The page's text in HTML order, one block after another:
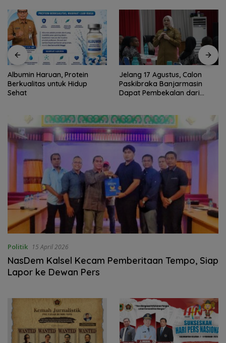
Albumin Haruan, Protein
Berkualitas untuk Hidup
Sehat
Jelang 17 Agustus, Calon
Paskibraka Banjarmasin
Dapat Pembekalan dari
Politik 15 April 2026
‎NasDem Kalsel Kecam Pemberitaan Tempo, Siap
Lapor ke Dewan Pers ‎